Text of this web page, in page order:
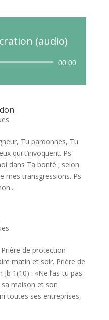
(audio)
00:00
Tu pardonnes, Tu
qui t’invoquent. Ps
dans Ta bonté ; selon
mes transgressions. Ps
de protection
matin et soir. Prière de
1(10) : «Ne l’as-tu pas
sa maison et son
toutes ses entreprises,